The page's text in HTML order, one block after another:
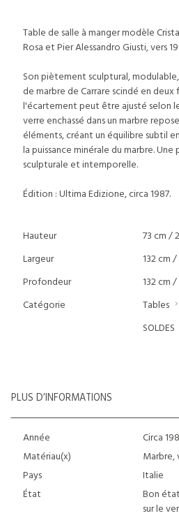
Table de salle à manger modèle
Rosa et Pier Alessandro Giusti, vers
Son piètement sculptural,
de marbre de Carrare scindé en
l'écartement peut être ajusté selon
verre enchassé dans un marbre
éléments, créant un équilibre subtil
la puissance minérale du marbre.
sculpturale et intemporelle.
Édition : Ultima Edizione, circa 1987.
Hauteur
73 cm /
Largeur
132 cm
Profondeur
132 cm
Catégorie
Tables
SOLDES
PLUS D’INFORMATIONS
Année
Circa
Matériau(x)
Marbre,
Pays
Italie
État
Bon
sur le